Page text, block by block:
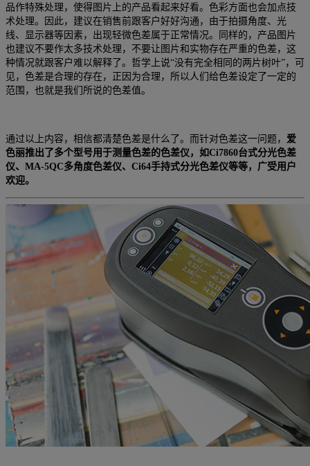
品作特殊处理，使得图片上的产品看起来好看。色彩方面也会加点技
术处理。因此，建议在销售前跟客户好好沟通，由于拍摄角度、光
线、显示器等因素，出现轻微色差属于正常情况。同样的，产品图片
也建议不要作太多技术处理，不要让图片和实物存在严重的色差，这
种情况就跟客户难以解释了。哲学上说“没有完全相同的两片树叶”，可
见，色差是合理的存在，正因为合理，所以人们给色差设定了一定的
范围，也就是我们所说的色差值。
通过以上内容，相信都清楚色差是什么了。而针对色差这一问题， 爱
色丽推出了多个型号用于测量色差的色差仪，如Ci7860台式分光色差
仪、 MA-5QC多角度色差仪、 Ci64手持式分光色差仪等等，广受用户
欢迎。